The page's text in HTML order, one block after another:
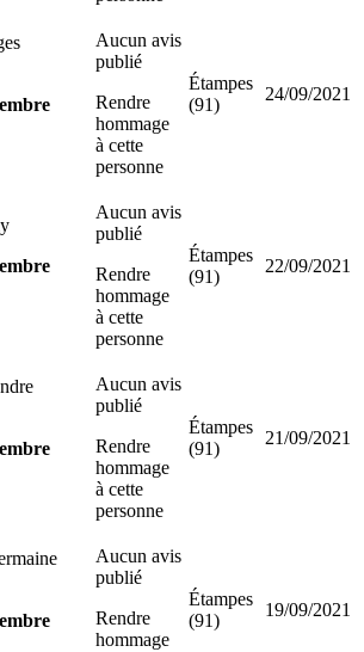
Aucun avis
publié
Rendre
hommage
à cette
personne
Étampes
(91)
24/09/2021
Aucun avis
publié
Rendre
hommage
à cette
personne
Étampes
(91)
22/09/2021
Aucun avis
publié
Rendre
hommage
à cette
personne
Étampes
(91)
21/09/2021
Aucun avis
publié
Rendre
hommage
Étampes
(91)
19/09/2021